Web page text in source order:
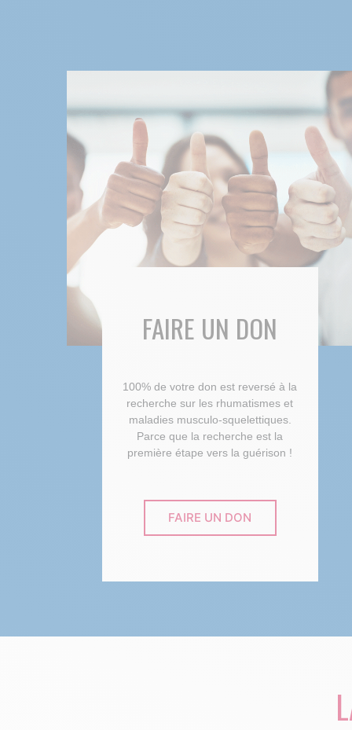
FAIRE UN DON
100% de votre don est reversé à la
recherche sur les rhumatismes et
maladies musculo-squelettiques.
Parce que la recherche est la
première étape vers la guérison !
FAIRE UN DON